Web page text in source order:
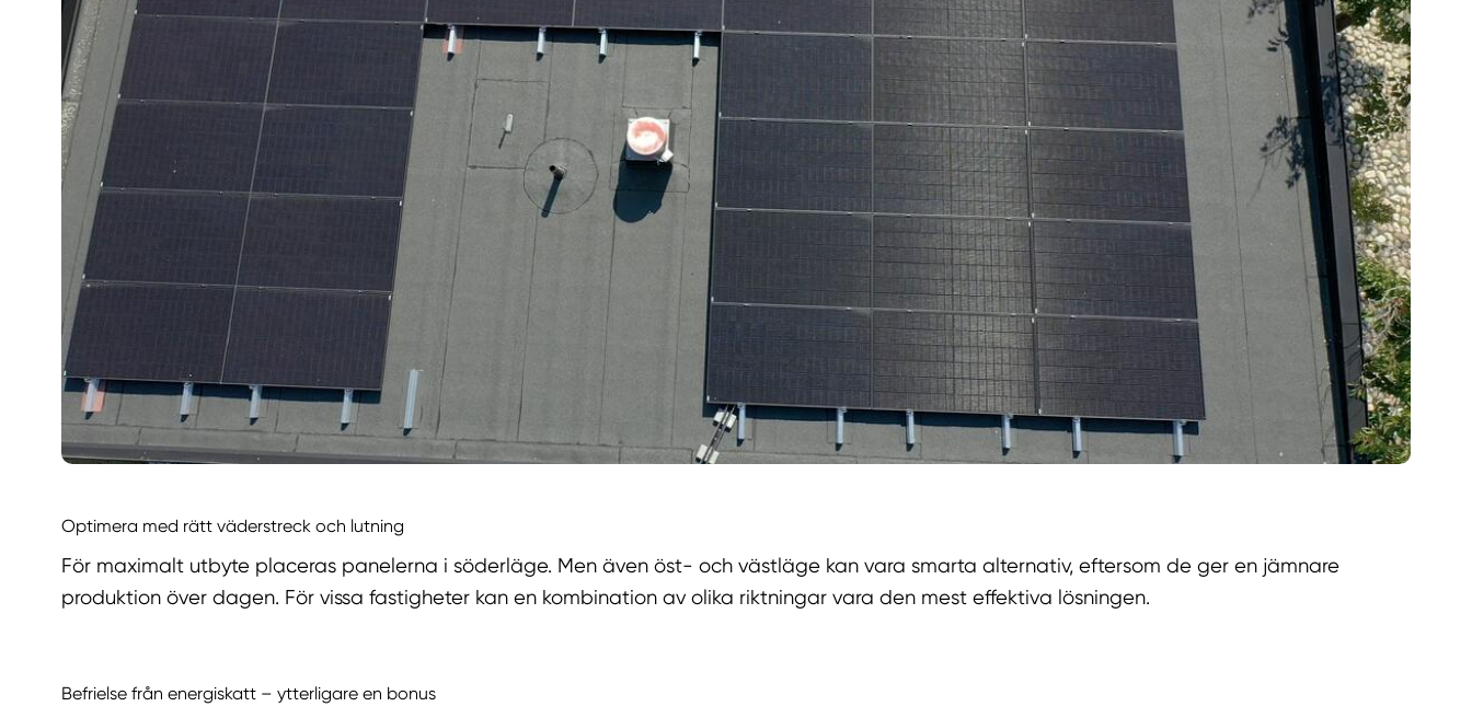
Optimera med rätt väderstreck och lutning
För maximalt utbyte placeras panelerna i söderläge. Men även öst- och västläge kan vara smarta alternativ, eftersom de ger en jämnare
produktion över dagen. För vissa fastigheter kan en kombination av olika riktningar vara den mest effektiva lösningen.
Befrielse från energiskatt – ytterligare en bonus